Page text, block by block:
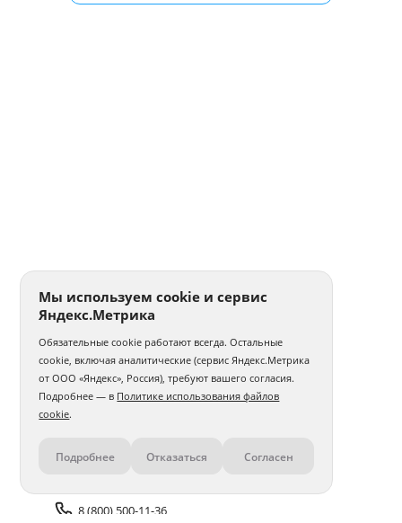
Контакты
8 (800) 500-11-36
Мы используем cookie и сервис
Яндекс.Метрика
Обязательные cookie работают всегда. Остальные
cookie, включая аналитические (сервис Яндекс.Метрика
от ООО «Яндекс», Россия), требуют вашего согласия.
Подробнее — в Политике использования файлов
cookie.
Подробнее Отказаться Согласен